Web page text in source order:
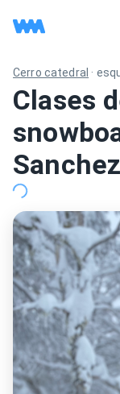
Cerro catedral ·
Clases